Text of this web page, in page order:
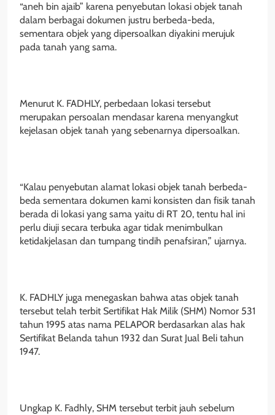
“aneh bin ajaib” karena penyebutan lokasi objek tanah
dalam berbagai dokumen justru berbeda-beda,
sementara objek yang dipersoalkan diyakini merujuk
pada tanah yang sama.
Menurut K. FADHLY, perbedaan lokasi tersebut
merupakan persoalan mendasar karena menyangkut
kejelasan objek tanah yang sebenarnya dipersoalkan.
“Kalau penyebutan alamat lokasi objek tanah berbeda-
beda sementara dokumen kami konsisten dan fisik tanah
berada di lokasi yang sama yaitu di RT 20, tentu hal ini
perlu diuji secara terbuka agar tidak menimbulkan
ketidakjelasan dan tumpang tindih penafsiran,” ujarnya.
K. FADHLY juga menegaskan bahwa atas objek tanah
tersebut telah terbit Sertifikat Hak Milik (SHM) Nomor 531
tahun 1995 atas nama PELAPOR berdasarkan alas hak
Sertifikat Belanda tahun 1932 dan Surat Jual Beli tahun
1947.
Ungkap K. Fadhly, SHM tersebut terbit jauh sebelum